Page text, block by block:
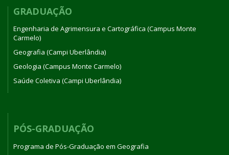
GRADUAÇÃO
Engenharia de Agrimensura e Cartográfica (Campus Monte
Carmelo)
Geografia (Campi Uberlândia)
Geologia (Campus Monte Carmelo)
Saúde Coletiva (Campi Uberlândia)
PÓS-GRADUAÇÃO
Programa de Pós-Graduação em Geografia